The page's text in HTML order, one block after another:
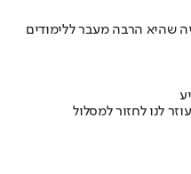
שהיא הרבה מעבר ללימודים
לנו לחזור למסלול